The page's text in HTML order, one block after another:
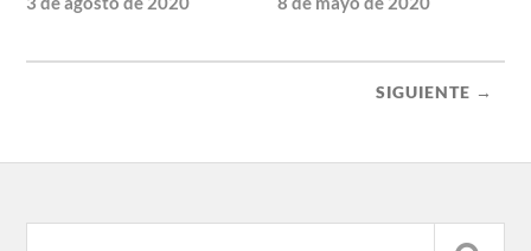
SIGUIENTE →